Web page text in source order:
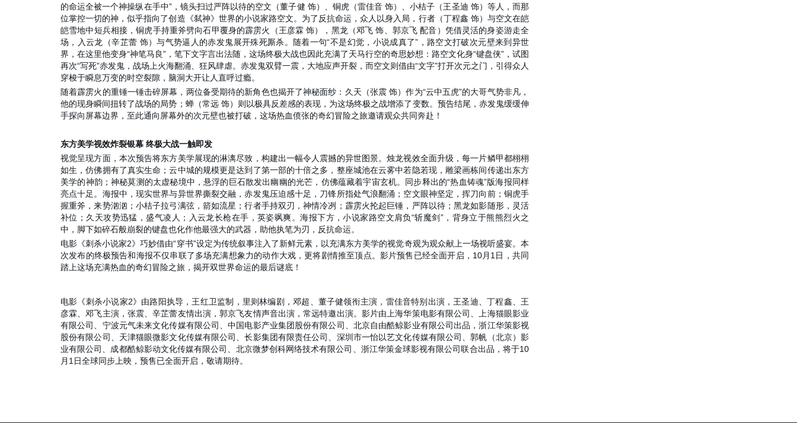
的命运全被一个神操纵在手中”，镜头扫过严阵以待的空文（董子健 饰）、铜虎（雷佳音 饰）、小桔子（王圣迪 饰）等人，而那
位掌控一切的神，似乎指向了创造《弑神》世界的小说家路空文。为了反抗命运，众人以身入局，行者（丁程鑫 饰）与空文在皑
皑雪地中短兵相接，铜虎手持重斧劈向石甲覆身的霹雳火（王彦霖 饰），黑龙（邓飞 饰、郭京飞 配音）凭借灵活的身姿游走全
场，入云龙（辛芷蕾 饰）与气势逼人的赤发鬼展开殊死厮杀。随着一句“不是幻觉，小说成真了”，路空文打破次元壁来到异世
界，在这里他变身“神笔马良”，笔下文字言出法随，这场终极大战也因此充满了天马行空的奇思妙想：路空文化身“键盘侠”，试图
再次“写死”赤发鬼，战场上火海翻涌、狂风肆虐。赤发鬼双臂一震，大地应声开裂，而空文则借由“文字”打开次元之门，引得众人
穿梭于瞬息万变的时空裂隙，脑洞大开让人直呼过瘾。
随着霹雳火的重锤一锤击碎屏幕，两位备受期待的新角色也揭开了神秘面纱：久天（张震 饰）作为“云中五虎”的大哥气势非凡，
他的现身瞬间扭转了战场的局势；蝉（常远 饰）则以极具反差感的表现，为这场终极之战增添了变数。预告结尾，赤发鬼缓缓伸
手探向屏幕边界，至此通向屏幕外的次元壁也被打破，这场热血偾张的奇幻冒险之旅邀请观众共同奔赴！
东方美学视效炸裂银幕 终极大战一触即发
视觉呈现方面，本次预告将东方美学展现的淋漓尽致，构建出一幅令人震撼的异世图景。烛龙视效全面升级，每一片鳞甲都栩栩
如生，仿佛拥有了真实生命；云中城的规模更是达到了第一部的十倍之多，整座城池在云雾中若隐若现，雕梁画栋间传递出东方
美学的神韵；神秘莫测的太虚秘境中，悬浮的巨石散发出幽幽的光芒，仿佛蕴藏着宇宙玄机。同步释出的“热血铸魂”版海报同样
亮点十足。海报中，现实世界与异世界撕裂交融，赤发鬼压迫感十足，刀锋所指处气浪翻涌；空文眼神坚定，挥刀向前；铜虎手
握重斧，来势汹汹；小桔子拉弓满弦，箭如流星；行者手持双刃，神情冷冽；霹雳火抡起巨锤，严阵以待；黑龙如影随形，灵活
补位；久天攻势迅猛，盛气凌人；入云龙长枪在手，英姿飒爽。海报下方，小说家路空文肩负“斩魔剑”，背身立于熊熊烈火之
中，脚下如碎石般崩裂的键盘也化作他最强大的武器，助他执笔为刃，反抗命运。
电影《刺杀小说家2》巧妙借由“穿书”设定为传统叙事注入了新鲜元素，以充满东方美学的视觉奇观为观众献上一场视听盛宴。本
次发布的终极预告和海报不仅串联了多场充满想象力的动作大戏，更将剧情推至顶点。影片预售已经全面开启，10月1日，共同
踏上这场充满热血的奇幻冒险之旅，揭开双世界命运的最后谜底！
电影《刺杀小说家2》由路阳执导，王红卫监制，里则林编剧，邓超、董子健领衔主演，雷佳音特别出演，王圣迪、丁程鑫、王
彦霖、邓飞主演，张震、辛芷蕾友情出演，郭京飞友情声音出演，常远特邀出演。影片由上海华策电影有限公司、上海猫眼影业
有限公司、宁波元气未来文化传媒有限公司、中国电影产业集团股份有限公司、北京自由酷鲸影业有限公司出品，浙江华策影视
股份有限公司、天津猫眼微影文化传媒有限公司、长影集团有限责任公司、深圳市一怡以艺文化传媒有限公司、郭帆（北京）影
业有限公司、成都酷鲸影动文化传媒有限公司、北京微梦创科网络技术有限公司、浙江华策金球影视有限公司联合出品，将于10
月1日全球同步上映，预售已全面开启，敬请期待。